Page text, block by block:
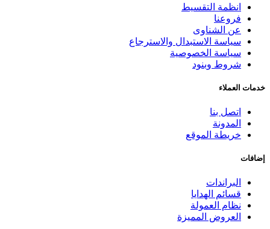
انظمة التقسيط
فروعنا
عن الشناوى
سياسة الاستبدال والاسترجاع
سياسة الخصوصية
شروط وبنود
خدمات العملاء
اتصل بنا
المدونة
خريطة الموقع
إضافات
البراندات
قسائم الهدايا
نظام العمولة
العروض المميزة